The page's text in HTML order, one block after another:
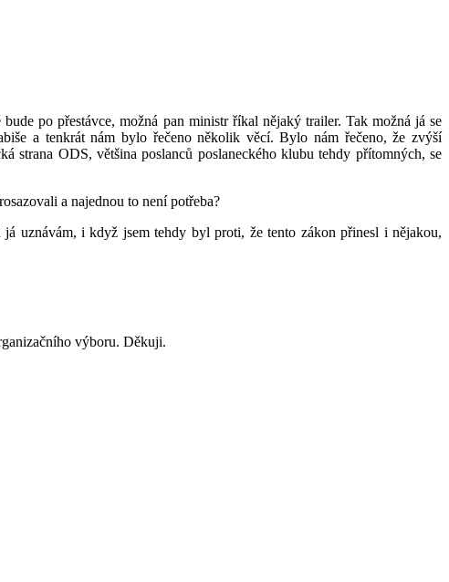
po přestávce, možná pan ministr říkal nějaký trailer. Tak možná já se
a tenkrát nám bylo řečeno několik věcí. Bylo nám řečeno, že zvýší
strana ODS, většina poslanců poslaneckého klubu tehdy přítomných, se
a najednou to není potřeba?
uznávám, i když jsem tehdy byl proti, že tento zákon přinesl i nějakou,
výboru. Děkuji.